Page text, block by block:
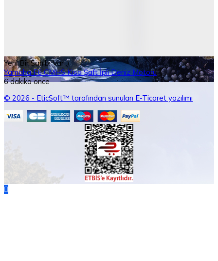
Yeni Bir Sahibi Var :)
Yamaha F6 CMHS Kısa Şaft İpli Deniz Motoru
6 dakika önce
© 2026 - EticSoft™ tarafından sunulan E-Ticaret yazılımı
